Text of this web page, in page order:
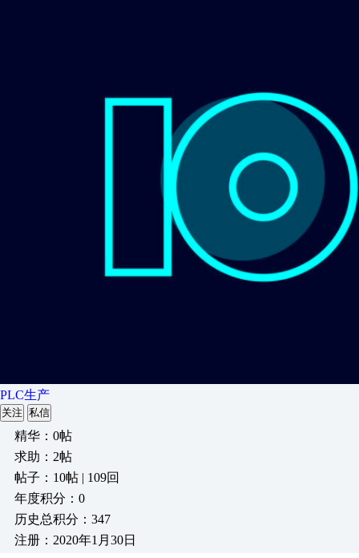
PLC生产
关注 私信
精华：0帖
求助：2帖
帖子：10帖 | 109回
年度积分：0
历史总积分：347
注册：2020年1月30日